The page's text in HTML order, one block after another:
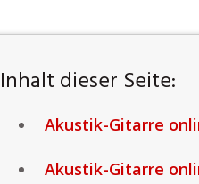
Inhalt dieser Seite:
Akustik-Gitarre
Akustik-Gitarre